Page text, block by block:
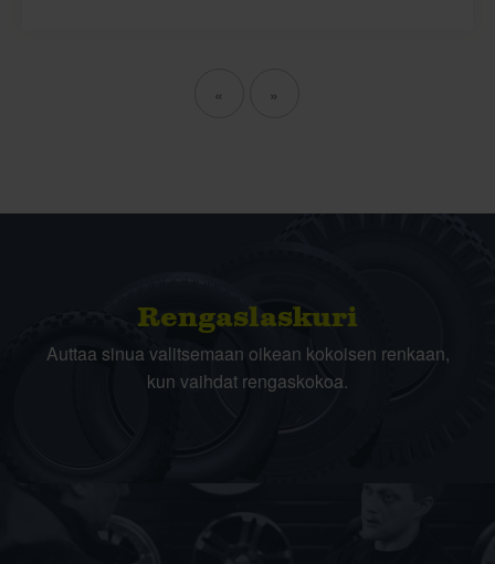
« »
Rengas­laskuri
Auttaa sinua valitsemaan oikean kokoisen renkaan,
kun vaihdat rengaskokoa.